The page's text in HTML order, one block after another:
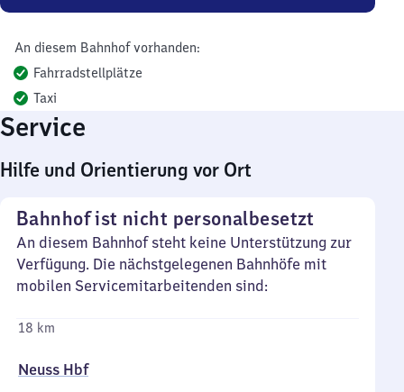
An diesem Bahnhof vorhanden:
Fahrradstellplätze
Taxi
Service
Hilfe und Orientierung vor Ort
Bahnhof ist nicht personalbesetzt
An diesem Bahnhof steht keine Unterstützung zur
Verfügung. Die nächstgelegenen Bahnhöfe mit
mobilen Servicemitarbeitenden sind:
18 km
Neuss Hbf